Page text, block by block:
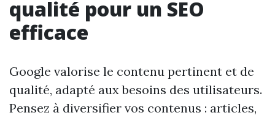
qualité pour un SEO
efficace
Google valorise le contenu pertinent et de
qualité, adapté aux besoins des utilisateurs.
Pensez à diversifier vos contenus : articles,